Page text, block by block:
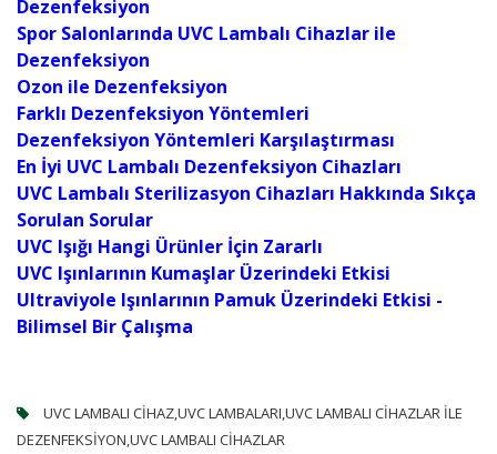
Dezenfeksiyon
Spor Salonlarında UVC Lambalı Cihazlar ile
Dezenfeksiyon
Ozon ile Dezenfeksiyon
Farklı Dezenfeksiyon Yöntemleri
Dezenfeksiyon Yöntemleri Karşılaştırması
En İyi UVC Lambalı Dezenfeksiyon Cihazları
UVC Lambalı Sterilizasyon Cihazları Hakkında Sıkça
Sorulan Sorular
UVC Işığı Hangi Ürünler İçin Zararlı
UVC Işınlarının Kumaşlar Üzerindeki Etkisi
Ultraviyole Işınlarının Pamuk Üzerindeki Etkisi -
Bilimsel Bir Çalışma
UVC LAMBALI CIHAZ,UVC LAMBALARI,UVC LAMBALI CIHAZLAR ILE
DEZENFEKSIYON,UVC LAMBALI CIHAZLAR